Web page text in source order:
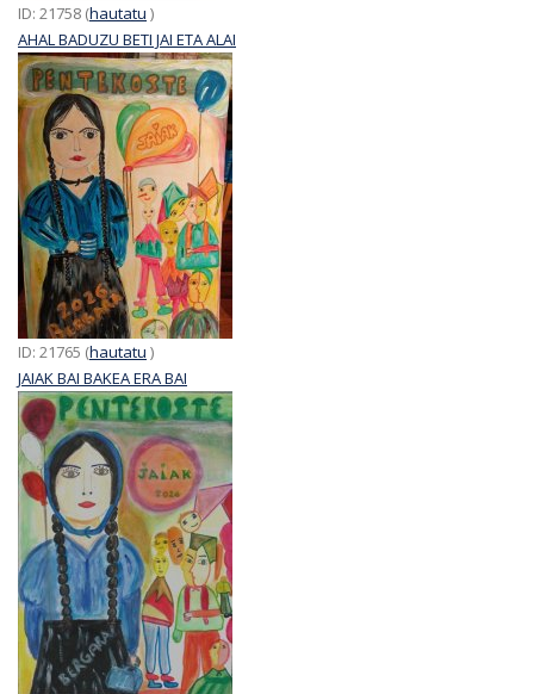
ID: 21758 (hautatu )
AHAL BADUZU BETI JAI ETA ALAI
ID: 21765 (hautatu )
JAIAK BAI BAKEA ERA BAI